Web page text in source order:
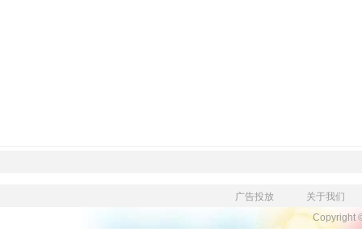
广告投放
关于我们
Copyright